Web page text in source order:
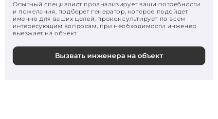
Опытный специалист проанализирует ваши потребности
и пожелания, подберет генератор, которое подойдет
именно для ваших целей, проконсультирует по всем
интересующим вопросам, при необходимости инженер
выезжает на объект.
Вызвать инженера на объект